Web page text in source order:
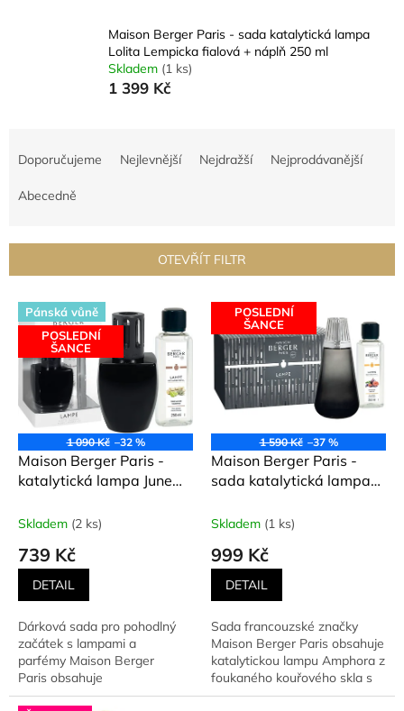
Maison Berger Paris - sada katalytická lampa
Lolita Lempicka fialová + náplň 250 ml
Skladem (1 ks)
1 399 Kč
r
d
Doporučujeme Nejlevnější Nejdražší Nejprodávanější
Abecedně
OTEVŘÍT FILTR
V
p
Pánská vůně
POSLEDNÍ
ŠANCE
1 090 Kč –32 %
Maison Berger Paris -
katalytická lampa June
(Divočina) 250 ml
Skladem (2 ks)
739 Kč
DETAIL
Dárková sada pro pohodlný
začátek s lampami a
parfémy Maison Berger
Paris obsahuje
černou katalytickou lampu
POSLEDNÍ
ŠANCE
1 590 Kč –37 %
Maison Berger Paris -
sada katalytická lampa
(Fíkové mléko) 250 ml
Skladem (1 ks)
999 Kč
DETAIL
Sada francouzské značky
Maison Berger Paris obsahuje
katalytickou lampu Amphora z
foukaného kouřového skla s
efektní stříbrnou...